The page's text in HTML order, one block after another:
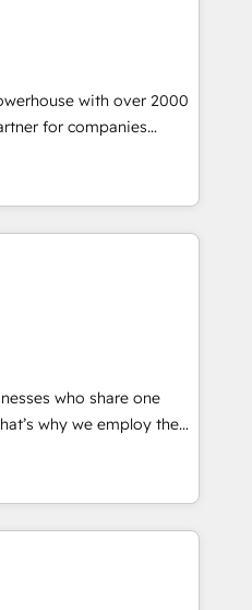
operations around one
the full value of your
just implement a
with a partner who
with over 2000
for companies
position in the fields of
strategy and
end of HubSpot,
designers work side by
of every client
from strategy to
Skilled in-house
external platforms.
across Belgium, The
Farmaline, Agilitas,
who share one
technology in our
enablement and
month-on-month
These methods
budget is being used